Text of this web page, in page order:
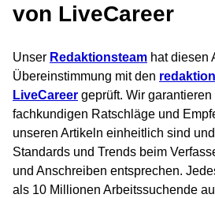
von LiveCareer
Unser Redaktionsteam hat diesen
Übereinstimmung mit den
LiveCareer geprüft. Wir
fachkundigen Ratschläge und
unseren Artikeln einheitlich sind
Standards und Trends beim
und Anschreiben entsprechen.
als 10 Millionen Arbeitssuchende